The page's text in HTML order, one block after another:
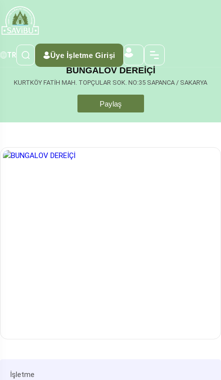
TR Üye İşletme Girişi
BUNGALOV DEREİÇİ
KURTKÖY FATİH MAH. TOPÇULAR SOK. NO:35 SAPANCA / SAKARYA
Paylaş
İşletme